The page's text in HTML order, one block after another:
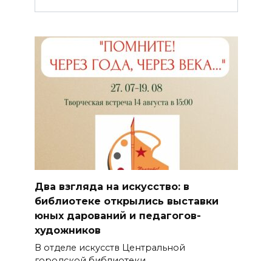
Два взгляда на искусство: в
библиотеке открылись выставки
юных дарований и педагогов-
художников
В отделе искусств Центральной